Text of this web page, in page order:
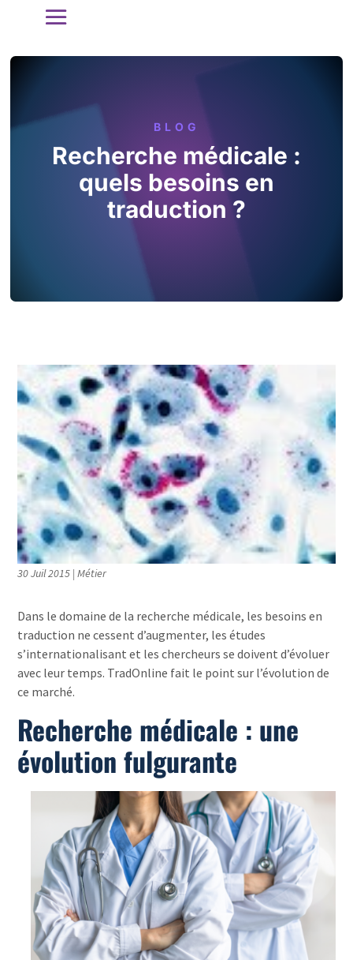
BLOG
Recherche médicale :
quels besoins en
traduction ?
30 Juil 2015 |Métier
Dans le domaine de la recherche médicale, les besoins en
traduction ne cessent d’augmenter, les études
s’internationalisant et les chercheurs se doivent d’évoluer
avec leur temps. TradOnline fait le point sur l’évolution de
ce marché.
Recherche médicale : une
évolution fulgurante